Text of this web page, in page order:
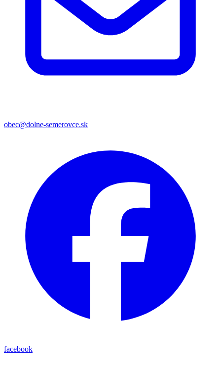
obec@dolne-semerovce.sk
facebook